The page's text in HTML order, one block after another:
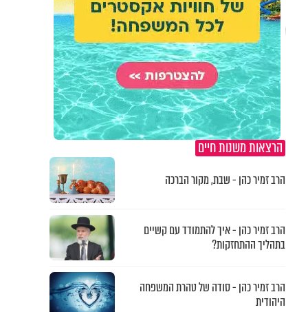
הרצאות משנות חיים
הרב זמיר כהן - שבת, מקור הברכה
הרב זמיר כהן - איך להתמודד עם קשיים
בתהליך ההתחזקות?
הרב זמיר כהן - סודה של טהרת המשפחה
היהודית